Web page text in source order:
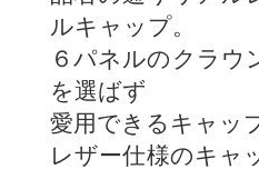
ルキャップ。
６パネルのクラウ
を選ばず
愛用できるキャッ
レザー仕様のキャ